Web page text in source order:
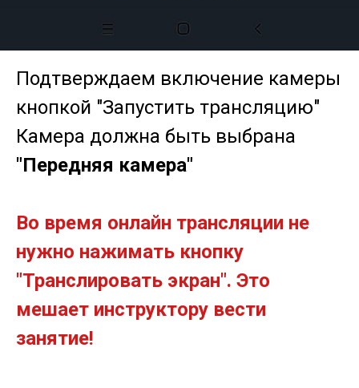
Подтверждаем включение камеры
кнопкой "Запустить трансляцию"
Камера должна быть выбрана
"Передняя камера"
Во время онлайн трансляции не
нужно нажимать кнопку
"Транслировать экран". Это
мешает инструктору вести
занятие!